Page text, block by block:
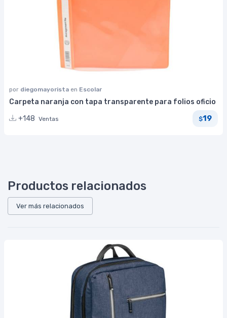
por diegomayorista en Escolar
Carpeta naranja con tapa transparente para folios oficio
+148 Ventas $19
Productos relacionados
Ver más relacionados